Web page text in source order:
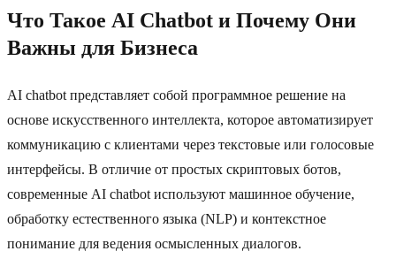
Что Такое AI Chatbot и Почему Они
Важны для Бизнеса
AI chatbot представляет собой программное решение на
основе искусственного интеллекта, которое автоматизирует
коммуникацию с клиентами через текстовые или голосовые
интерфейсы. В отличие от простых скриптовых ботов,
современные AI chatbot используют машинное обучение,
обработку естественного языка (NLP) и контекстное
понимание для ведения осмысленных диалогов.